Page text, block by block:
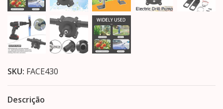
SKU: FACE430
Descrição